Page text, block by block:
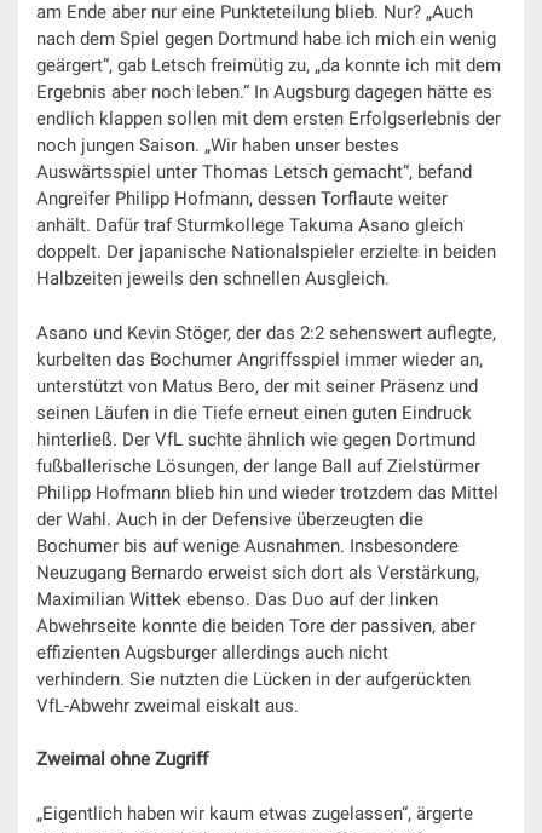
am Ende aber nur eine Punkteteilung blieb. Nur? „Auch
nach dem Spiel gegen Dortmund habe ich mich ein wenig
geärgert“, gab Letsch freimütig zu, „da konnte ich mit dem
Ergebnis aber noch leben.“ In Augsburg dagegen hätte es
endlich klappen sollen mit dem ersten Erfolgserlebnis der
noch jungen Saison. „Wir haben unser bestes
Auswärtsspiel unter Thomas Letsch gemacht“, befand
Angreifer Philipp Hofmann, dessen Torflaute weiter
anhält. Dafür traf Sturmkollege Takuma Asano gleich
doppelt. Der japanische Nationalspieler erzielte in beiden
Halbzeiten jeweils den schnellen Ausgleich.
Asano und Kevin Stöger, der das 2:2 sehenswert auflegte,
kurbelten das Bochumer Angriffsspiel immer wieder an,
unterstützt von Matus Bero, der mit seiner Präsenz und
seinen Läufen in die Tiefe erneut einen guten Eindruck
hinterließ. Der VfL suchte ähnlich wie gegen Dortmund
fußballerische Lösungen, der lange Ball auf Zielstürmer
Philipp Hofmann blieb hin und wieder trotzdem das Mittel
der Wahl. Auch in der Defensive überzeugten die
Bochumer bis auf wenige Ausnahmen. Insbesondere
Neuzugang Bernardo erweist sich dort als Verstärkung,
Maximilian Wittek ebenso. Das Duo auf der linken
Abwehrseite konnte die beiden Tore der passiven, aber
effizienten Augsburger allerdings auch nicht
verhindern. Sie nutzten die Lücken in der aufgerückten
VfL-Abwehr zweimal eiskalt aus.
Zweimal ohne Zugriff
„Eigentlich haben wir kaum etwas zugelassen“, ärgerte